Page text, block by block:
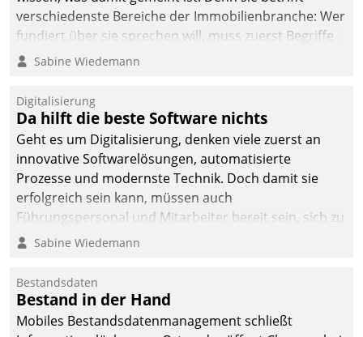
verschiedenste Bereiche der Immobilienbranche: Wer
fundiert über sie sprechen will, muss zuerst Begriffe
klären. Ein Aspekt ist die betriebliche Optimierung:
Einsparungen durch optimierte und automatisierte
Prozesse. Doch man darf nicht zu viel erwarten: Allein
mit der Einführung einer neuen Software ist es nicht
getan. Die Digitalisierung erfordert von Unternehmen
die Bereitschaft, sich zu überprüfen, zu hinterfragen
und zu verändern.
Sabine Wiedemann
Digitalisierung
Da hilft die beste Software nichts
Geht es um Digitalisierung, denken viele zuerst an
innovative Softwarelösungen, automatisierte
Prozesse und modernste Technik. Doch damit sie
erfolgreich sein kann, müssen auch
Führungspersonal und Mitarbeiter bereit sein, sich zu
verändern und anzupassen, sonst werden sie an ihr
Sabine Wiedemann
Bestandsdaten
Bestand in der Hand
Mobiles Bestandsdatenmanagement schließt